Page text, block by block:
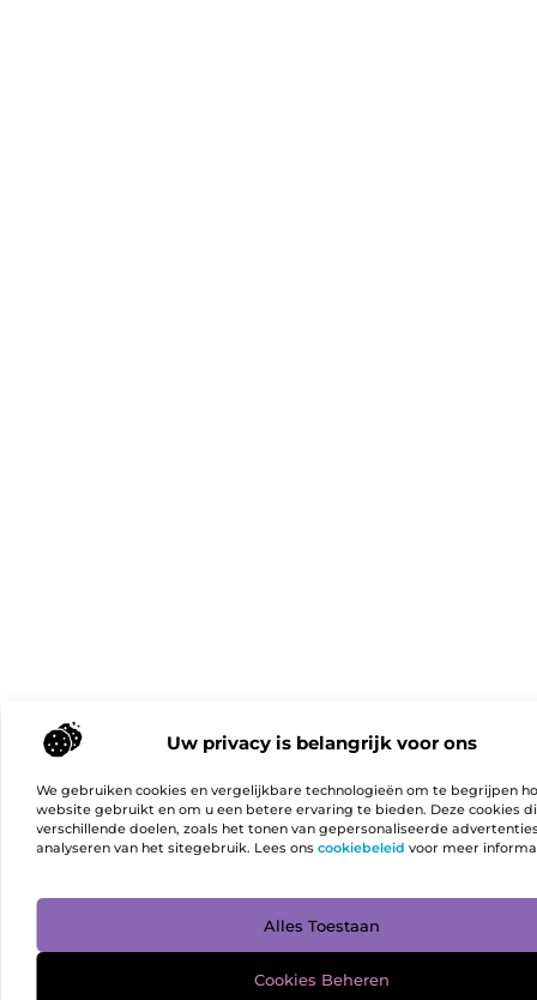
Uw privacy is belangrijk voor ons
We gebruiken cookies en vergelijkbare technologieën om te begrijpen
website gebruikt en om u een betere ervaring te bieden. Deze cookies
verschillende doelen, zoals het tonen van gepersonaliseerde
analyseren van het sitegebruik. Lees ons cookiebeleid voor meer
Alles Toestaan
Cookies Beheren